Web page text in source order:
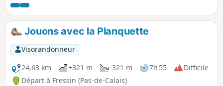
quelques faisans vénérés ce 16 octobre
mais ils se laissent pratiquement
caresser. Un régal pour les sportifs
armés ! Pratiquement pas de routes sur
ce circuit.
Jouons avec la Planquette
Visorandonneur
24,63 km
+321 m -321 m 7h 55
Difficile
Départ à Fressin (Pas-de-Calais)